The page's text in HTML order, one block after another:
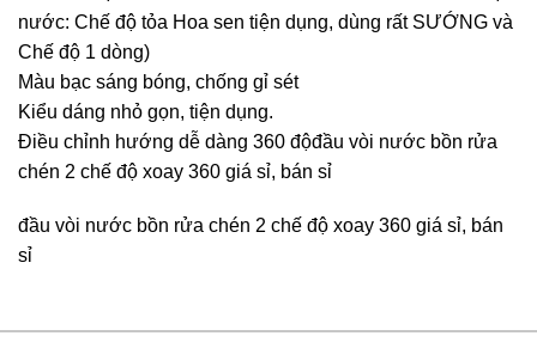
nước: Chế độ tỏa Hoa sen tiện dụng, dùng rất SƯỚNG và
Chế độ 1 dòng)
Màu bạc sáng bóng, chống gỉ sét
Kiểu dáng nhỏ gọn, tiện dụng.
Điều chỉnh hướng dễ dàng 360 độđầu vòi nước bồn rửa
chén 2 chế độ xoay 360 giá sỉ, bán sỉ
đầu vòi nước bồn rửa chén 2 chế độ xoay 360 giá sỉ, bán
sỉ